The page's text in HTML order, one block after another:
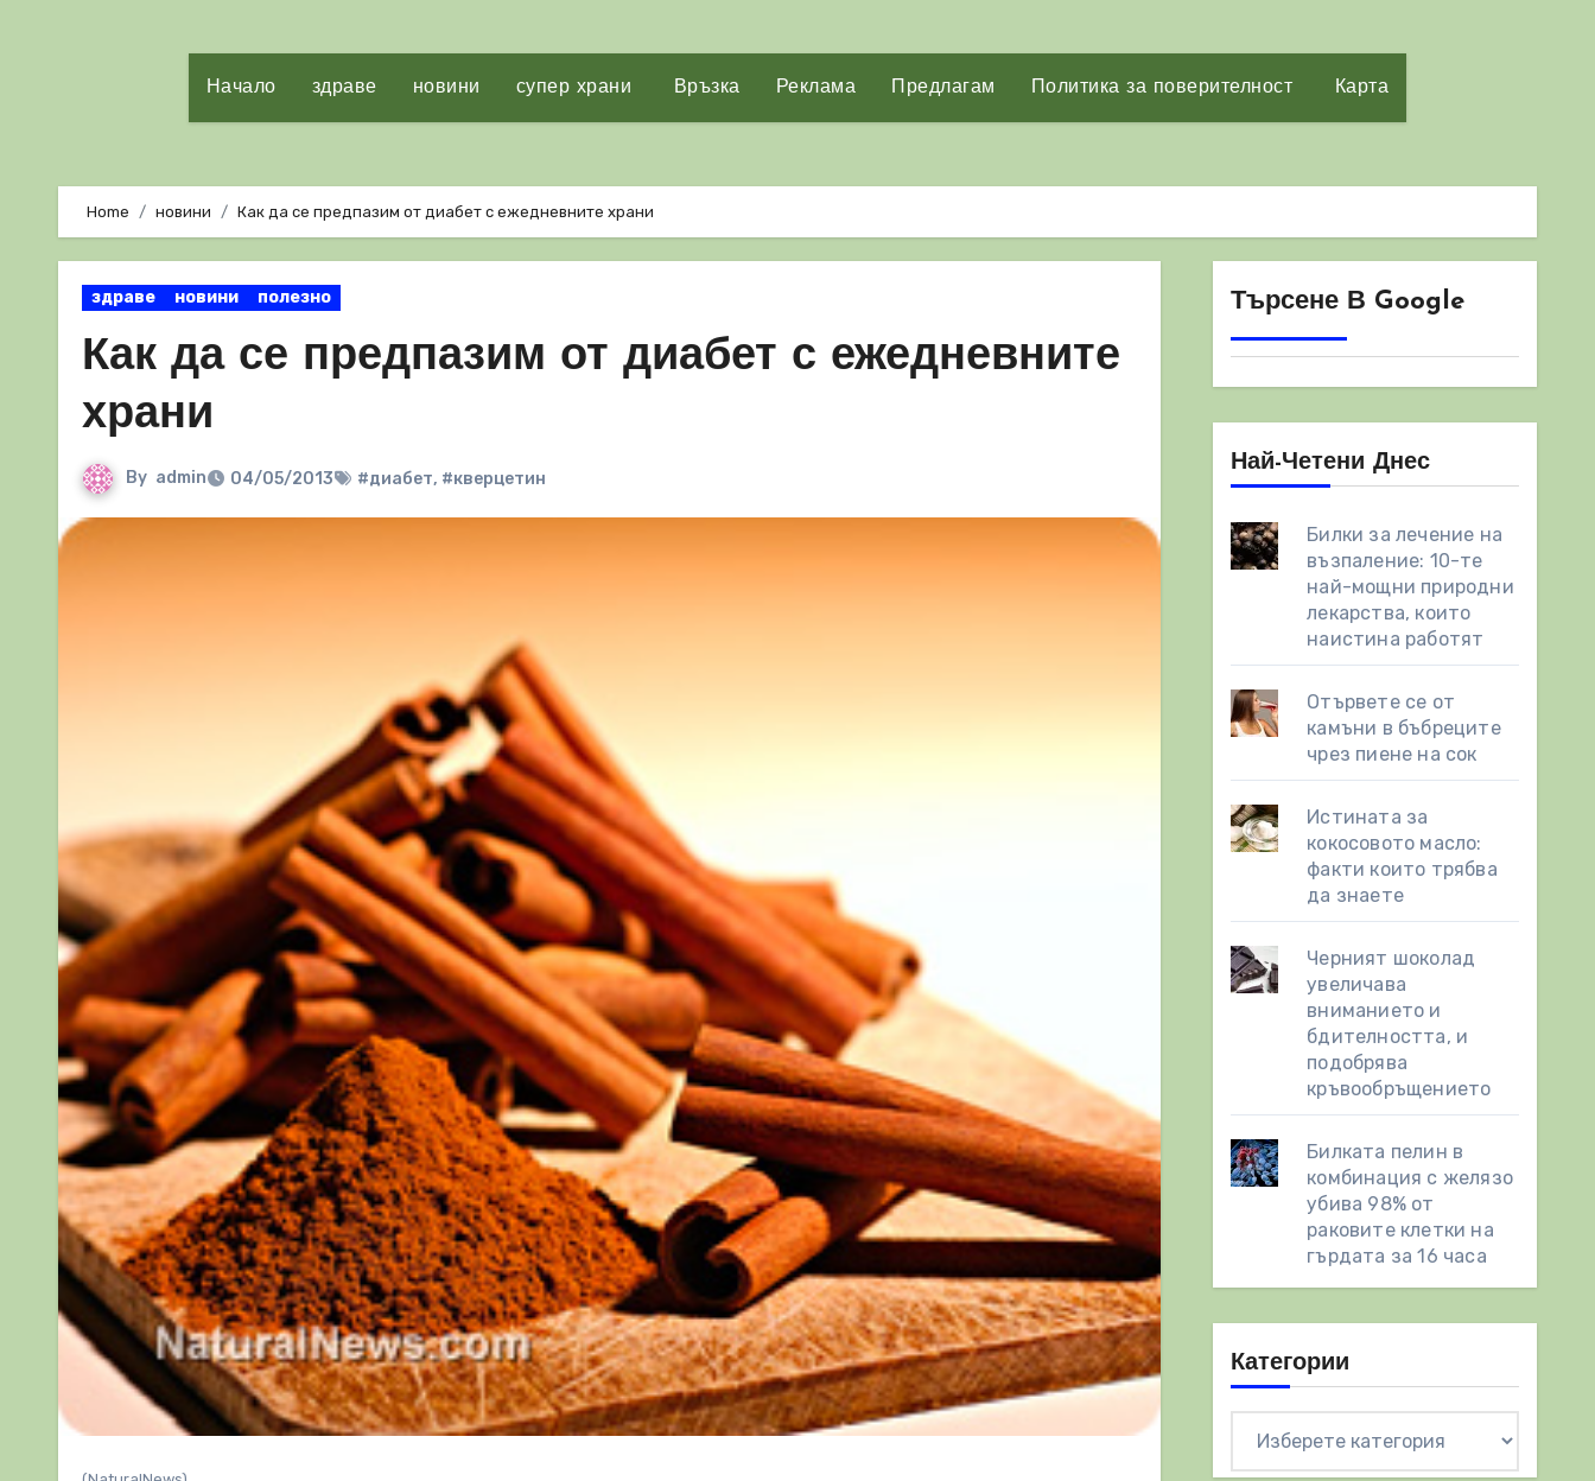
Начало здраве новини супер храни Връзка Реклама Предлагам Политика за поверителност Карта
Home новини Как да се предпазим от диабет с ежедневните храни
здраве новини полезно
Как да се предпазим от диабет с ежедневните
храни
By admin 04/05/2013 #диабет, #кверцетин
Търсене В Google
Най-Четени Днес
Билки за лечение на
възпаление: 10-те
най-мощни природни
лекарства, които
наистина работят
Отървете се от
камъни в бъбреците
чрез пиене на сок
Истината за
кокосовото масло:
факти които трябва
да знаете
Черният шоколад
увеличава
вниманието и
бдителността, и
подобрява
кръвообръщението
Билката пелин в
комбинация с желязо
убива 98% от
раковите клетки на
гърдата за 16 часа
Категории